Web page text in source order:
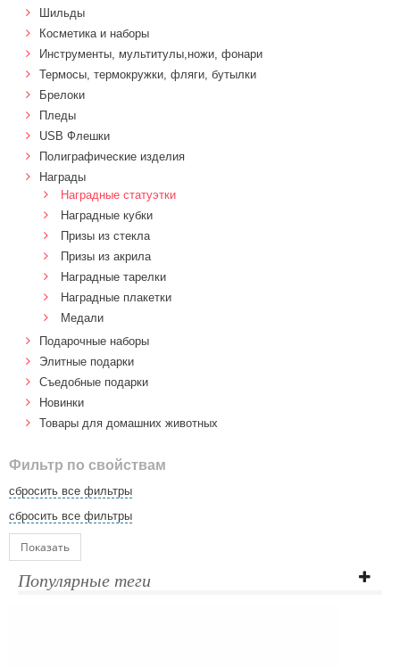
Шильды
Косметика и наборы
Инструменты, мультитулы,ножи, фонари
Термосы, термокружки, фляги, бутылки
Брелоки
Пледы
USB Флешки
Полиграфические изделия
Награды
Наградные статуэтки
Наградные кубки
Призы из стекла
Призы из акрила
Наградные тарелки
Наградные плакетки
Медали
Подарочные наборы
Элитные подарки
Cъедобные подарки
Новинки
Товары для домашних животных
Фильтр по свойствам
сбросить все фильтры
сбросить все фильтры
Показать
Популярные теги